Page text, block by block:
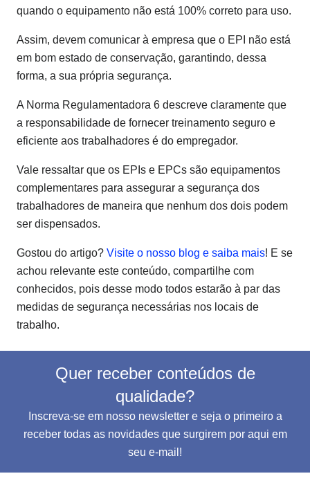
quando o equipamento não está 100% correto para uso.
Assim, devem comunicar à empresa que o EPI não está
em bom estado de conservação, garantindo, dessa
forma, a sua própria segurança.
A Norma Regulamentadora 6 descreve claramente que
a responsabilidade de fornecer treinamento seguro e
eficiente aos trabalhadores é do empregador.
Vale ressaltar que os EPIs e EPCs são equipamentos
complementares para assegurar a segurança dos
trabalhadores de maneira que nenhum dos dois podem
ser dispensados.
Gostou do artigo? Visite o nosso blog e saiba mais! E se
achou relevante este conteúdo, compartilhe com
conhecidos, pois desse modo todos estarão à par das
medidas de segurança necessárias nos locais de
trabalho.
Quer receber conteúdos de
qualidade?
Inscreva-se em nosso newsletter e seja o primeiro a
receber todas as novidades que surgirem por aqui em
seu e-mail!